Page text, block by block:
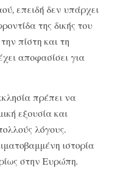
επειδή δεν υπάρχει
της δικής του
πίστη και τη
αποφασίσει για
πρέπει να
εξουσία και
λόγους.
ιστορία
στην Ευρώπη.